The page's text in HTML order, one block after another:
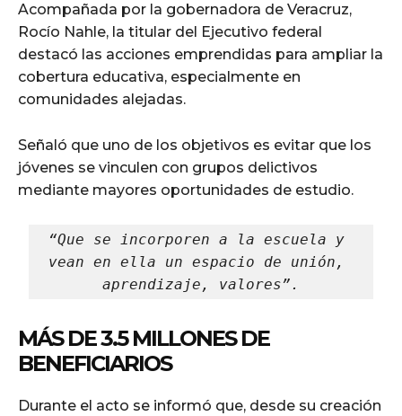
Acompañada por la gobernadora de Veracruz,
Rocío Nahle, la titular del Ejecutivo federal
destacó las acciones emprendidas para ampliar la
cobertura educativa, especialmente en
comunidades alejadas.
Señaló que uno de los objetivos es evitar que los
jóvenes se vinculen con grupos delictivos
mediante mayores oportunidades de estudio.
“Que se incorporen a la escuela y
vean en ella un espacio de unión,
aprendizaje, valores”.
MÁS DE 3.5 MILLONES DE
BENEFICIARIOS
Durante el acto se informó que, desde su creación